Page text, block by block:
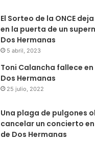
El Sorteo de la ONCE
en la puerta de un
Dos Hermanas
5 abril, 2023
Toni Calancha fallece en
Dos Hermanas
25 julio, 2022
Una plaga de pulgones
cancelar un concierto
de Dos Hermanas